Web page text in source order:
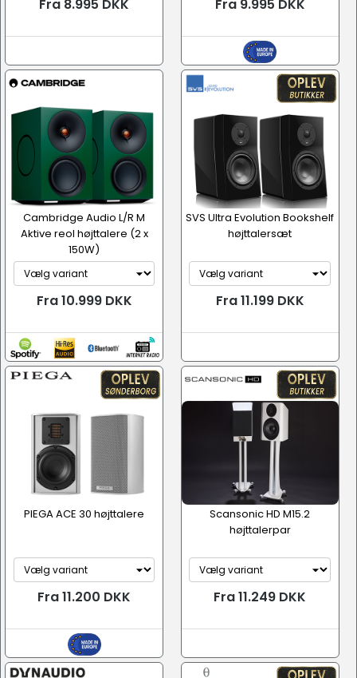
Fra 8.995 DKK Fra 9.995 DKK
Cambridge Audio L/R M
Aktive reol højttalere (2 x
150W)
Fra 10.999 DKK
SVS Ultra Evolution Bookshelf
højttalersæt
Fra 11.199 DKK
PIEGA ACE 30 højttalere
Fra 11.200 DKK
Scansonic HD M15.2
højttalerpar
Fra 11.249 DKK